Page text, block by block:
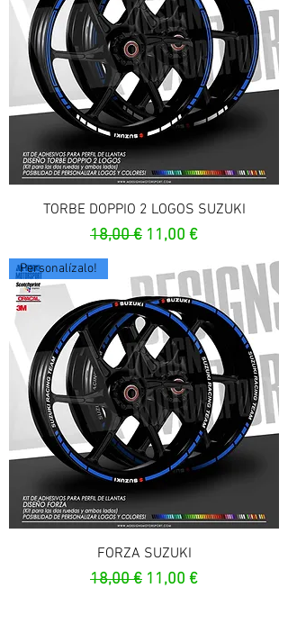
TORBE DOPPIO 2 LOGOS SUZUKI
Precio
18,00 € Precio de oferta
11,00 €
Personalízalo!
FORZA SUZUKI
Precio
18,00 € Precio de oferta
11,00 €